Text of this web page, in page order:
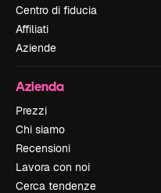
Centro di fiducia
Affiliati
Aziende
Azienda
Prezzi
Chi siamo
Recensioni
Lavora con noi
Cerca tendenze